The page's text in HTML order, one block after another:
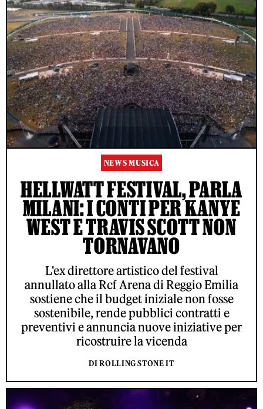
NEWS MUSICA
HELLWATT FESTIVAL, PARLA
MILANI: I CONTI PER KANYE
WEST E TRAVIS SCOTT NON
TORNAVANO
L'ex direttore artistico del festival
annullato alla Rcf Arena di Reggio Emilia
sostiene che il budget iniziale non fosse
sostenibile, rende pubblici contratti e
preventivi e annuncia nuove iniziative per
ricostruire la vicenda
DI ROLLING STONE IT